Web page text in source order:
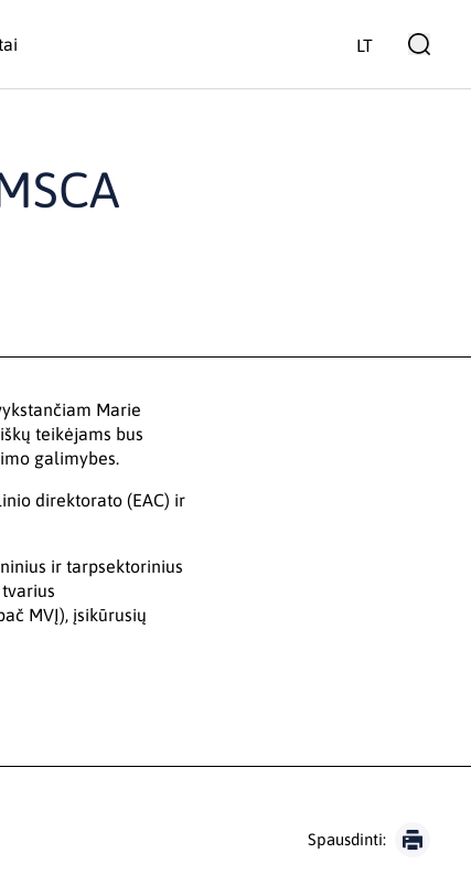
LT
Marie
teikėjams bus
galimybes.
direktorato (EAC) ir
ir tarpsektorinius
MVĮ), įsikūrusių
Spausdinti: